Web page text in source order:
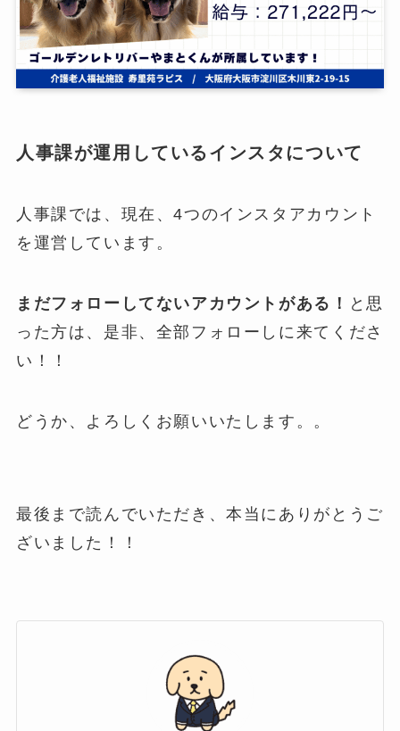
人事課が運用しているインスタについて
人事課では、現在、4つのインスタアカウント
を運営しています。
まだフォローしてないアカウントがある！ と思
った方は、是非、全部フォローしに来てくださ
い！！
どうか、よろしくお願いいたします。。
最後まで読んでいただき、本当にありがとうご
ざいました！！